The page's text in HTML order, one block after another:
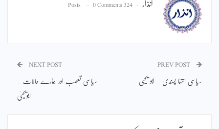
انذار 324 Posts
0 Comments
سیاسی انتہا پسندی ۔ ابو یحیی
NEXT POST
سیاسی تعصب اور ہمارے حالات ۔
ابویحییٰ